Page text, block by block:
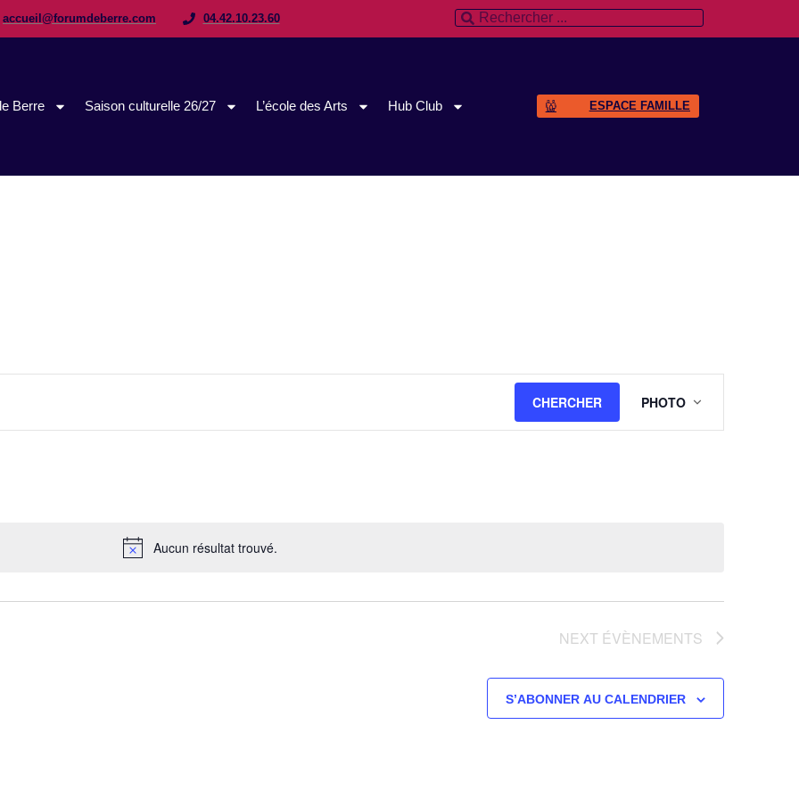
accueil@forumdeberre.com 04.42.10.23.60
Berre Saison culturelle 26/27 L’école des Arts Hub Club ESPACE FAMILLE
Aucun résultat trouvé.
CHERCHER PHOTO
NEXT ÉVÈNEMENTS
S’ABONNER AU CALENDRIER